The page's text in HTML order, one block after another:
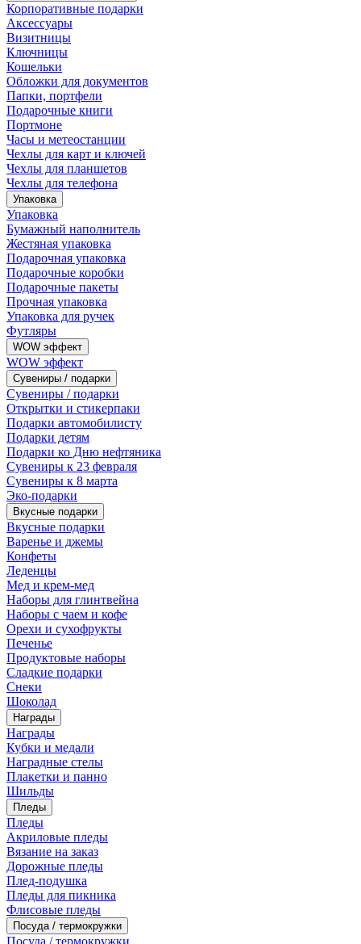
Корпоративные подарки
Аксессуары
Визитницы
Ключницы
Кошельки
Обложки для документов
Папки, портфели
Подарочные книги
Портмоне
Часы и метеостанции
Чехлы для карт и ключей
Чехлы для планшетов
Чехлы для телефона
Упаковка
Упаковка
Бумажный наполнитель
Жестяная упаковка
Подарочная упаковка
Подарочные коробки
Подарочные пакеты
Прочная упаковка
Упаковка для ручек
Футляры
WOW эффект
WOW эффект
Сувениры / подарки
Сувениры / подарки
Открытки и стикерпаки
Подарки автомобилисту
Подарки детям
Подарки ко Дню нефтяника
Сувениры к 23 февраля
Сувениры к 8 марта
Эко-подарки
Вкусные подарки
Вкусные подарки
Варенье и джемы
Конфеты
Леденцы
Мед и крем-мед
Наборы для глинтвейна
Наборы с чаем и кофе
Орехи и сухофрукты
Печенье
Продуктовые наборы
Сладкие подарки
Снеки
Шоколад
Награды
Награды
Кубки и медали
Наградные стелы
Плакетки и панно
Шильды
Пледы
Пледы
Акриловые пледы
Вязание на заказ
Дорожные пледы
Плед-подушка
Пледы для пикника
Флисовые пледы
Посуда / термокружки
Посуда / термокружки